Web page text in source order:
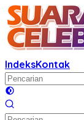
IndeksKontak